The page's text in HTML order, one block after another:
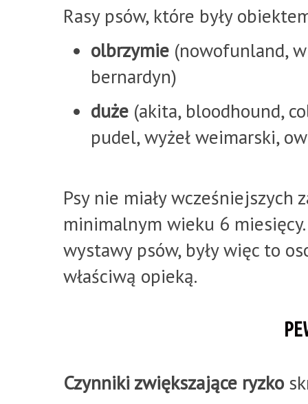
Rasy psów, które były
olbrzymie (nowofunland,
bernardyn)
duże (akita, bloodhound,
pudel, wyżeł weimarski,
Psy nie miały wcześniejszych
minimalnym wieku 6
wystawy psów, były więc to
właściwą opieką.
Czynniki zwiększające ryzko